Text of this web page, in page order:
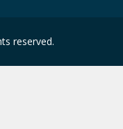
reserved.